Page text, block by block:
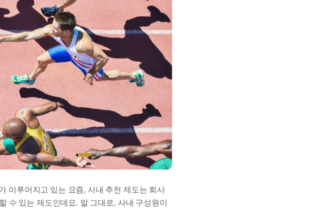
이루어지고 있는 요즘, 사내 추천 제도는 회사
수 있는 제도인데요. 말 그대로, 사내 구성원이